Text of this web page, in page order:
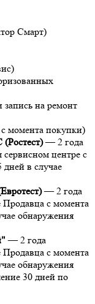
Смарт)
на ремонт
с момента покупки)
— 2 года
центре с
дней в случае
— 2 года
с момента
обнаружения
— 2 года
с момента
обнаружения
30 дней по